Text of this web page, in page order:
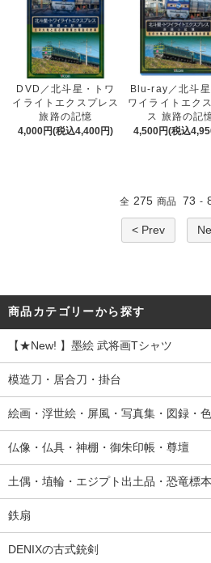
DVD／北斗星・トワ
イライトエクスプレス
旅路の記憶
4,000円(税込4,400円)
Blu-ray／北斗星
ワイライトエク
ス 旅路の記
4,500円(税込
全 275 商品 73 -
< Prev
商品カテゴリーから探す
【★New! 】墨絵 武将画Tシャツ
模造刀・居合刀・掛台
絵画・浮世絵・屏風・写真集・図録・
仏像・仏具・神棚・御朱印帳・尊壇
土偶・埴輪・エジプト出土品・恐竜標
鉄扇
DENIXの古式銃剣